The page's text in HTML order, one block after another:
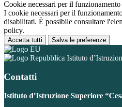
Cookie necessari per il funzionamento
I cookie necessari per il
disabilitati. È possibile consultare
policy.
Accetta tutti Salva le preferenze
Istituto
Contatti
Istituto d’Istruzione Superiore